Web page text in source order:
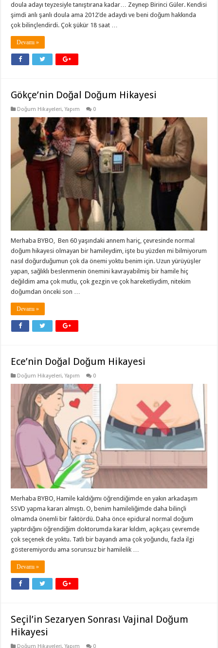
doula adayı teyzesiyle tanıştırana kadar… Zeynep Birinci Güler. Kendisi
şimdi anlı şanlı doula ama 2012’de adaydı ve beni doğum hakkında
çok bilinçlendirdi. Çok şükür 18 saat …
Devamı »
Gökçe’nin Doğal Doğum Hikayesi
Doğum Hikayeleri,Yapım 0
Merhaba BYBO, Ben 60 yaşındaki annem hariç, çevresinde normal
doğum hikayesi olmayan bir hamileydim, işte bu yüzden mi bilmiyorum
nasıl doğurduğumun çok da önemi yoktu benim için. Uzun yürüyüşler
yapan, sağlıklı beslenmenin önemini kavrayabilmiş bir hamile hiç
değildim ama çok mutlu, çok gezgin ve çok hareketliydim, nitekim
doğumdan önceki son …
Devamı »
Ece’nin Doğal Doğum Hikayesi
Doğum Hikayeleri,Yapım 0
Merhaba BYBO, Hamile kaldığımı öğrendiğimde en yakın arkadaşım
SSVD yapma kararı almıştı. O, benim hamileliğimde daha bilinçli
olmamda önemli bir faktördü. Daha önce epidural normal doğum
yaptırdığını öğrendiğim doktorumda karar kıldım, açıkçası çevremde
çok seçenek de yoktu. Tatlı bir bayandı ama çok yoğundu, fazla ilgi
gösteremiyordu ama sorunsuz bir hamilelik …
Devamı »
Seçil’in Sezaryen Sonrası Vajinal Doğum
Hikayesi
Doğum Hikayeleri,Yapım 0